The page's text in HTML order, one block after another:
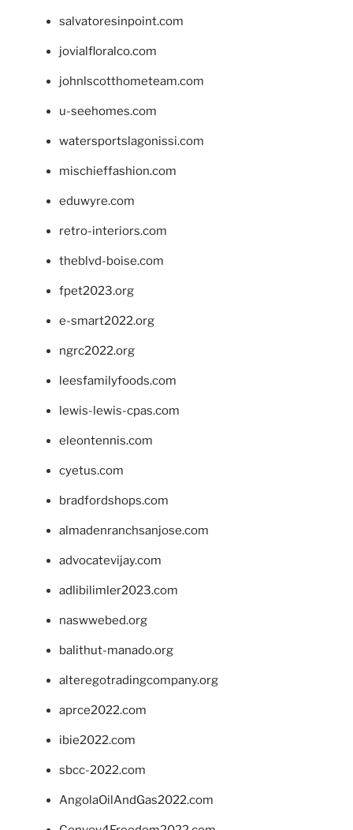
salvatoresinpoint.com
jovialfloralco.com
johnlscotthometeam.com
u-seehomes.com
watersportslagonissi.com
mischieffashion.com
eduwyre.com
retro-interiors.com
theblvd-boise.com
fpet2023.org
e-smart2022.org
ngrc2022.org
leesfamilyfoods.com
lewis-lewis-cpas.com
eleontennis.com
cyetus.com
bradfordshops.com
almadenranchsanjose.com
advocatevijay.com
adlibilimler2023.com
naswwebed.org
balithut-manado.org
alteregotradingcompany.org
aprce2022.com
ibie2022.com
sbcc-2022.com
AngolaOilAndGas2022.com